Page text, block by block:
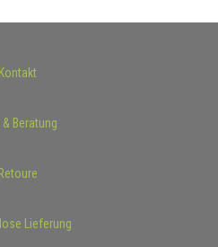
Kontakt
& Beratung
Retoure
Lieferung